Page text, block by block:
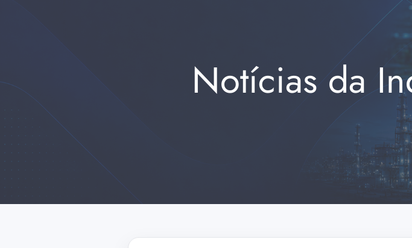
Notícias da